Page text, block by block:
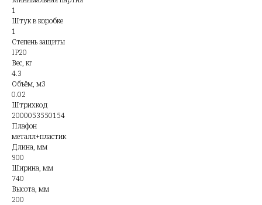
1
Штук в коробке
1
Степень защиты
IP20
Вес, кг
4.3
Объём, м3
0.02
Штрихкод
2000053550154
Плафон
металл+пластик
Длина, мм
900
Ширина, мм
740
Высота, мм
200